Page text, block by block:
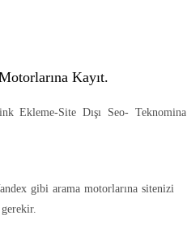
Kayıt.
gibi arama motorlarına sitenizi
gerekir.